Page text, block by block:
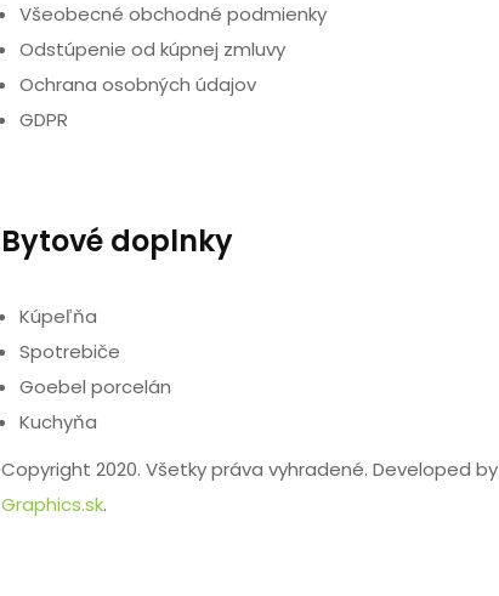
Všeobecné obchodné podmienky
Odstúpenie od kúpnej zmluvy
Ochrana osobných údajov
GDPR
Bytové doplnky
Kúpeľňa
Spotrebiče
Goebel porcelán
Kuchyňa
Copyright 2020. Všetky práva vyhradené. Developed by
Graphics.sk.